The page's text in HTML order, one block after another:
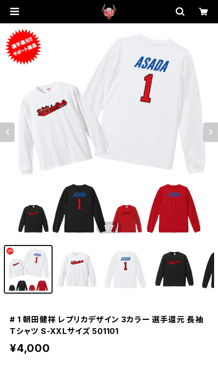
1 /7
# 1 朝田健祥 レプリカデザイン 3カラー 選手還元 長袖
Tシャツ S-XXLサイズ 501101
¥4,000